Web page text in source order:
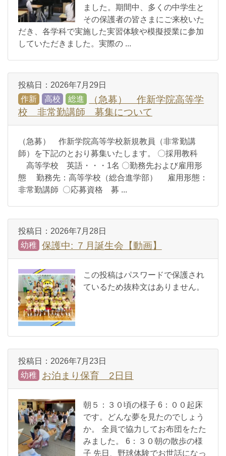
ました。期間中、多くの中学生と
その保護者の皆さまにご来校いた
だき、各学科で実施した実習体験や模擬授業に参加
していただきました。実際の ...
投稿日： 2026年7月29日
作新
高校 総進
（急募） 作新学院高等学
校 非常勤講師 募集について
（急募） 作新学院高等学校新規教員（非常勤講
師）を下記のとおり募集いたします。 〇採用教科
高等学校 英語・・・1名 〇勤務先および雇用形
態 勤務先：高等学校（総合進学部） 雇用形態：
非常勤講師 〇応募資格 募 ...
投稿日： 2026年7月28日
幼稚
保護中: ７月誕生会【動画】
この投稿はパスワードで保護され
ているため抜粋文はありません。
投稿日： 2026年7月23日
幼稚
お泊まり保育 2日目
朝５：３０頃の様子 6：００起床
です。どんな夢を見たのでしょう
か。 全員で協力してお布団をたた
みました。 6：３０朝の散歩の様
子 先日、野球体験でお世話になっ